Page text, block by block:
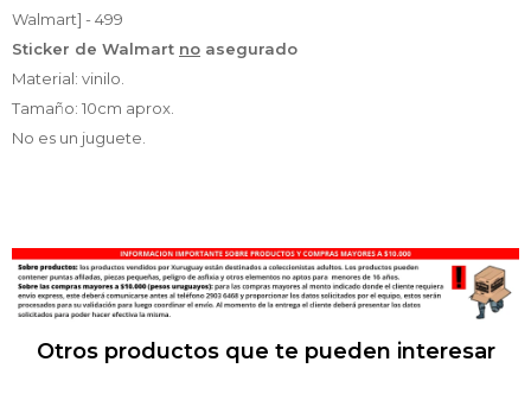
Walmart] - 499
Sticker de Walmart no asegurado
Material: vinilo.
Tamaño: 10cm aprox.
No es un juguete.
Otros productos que te pueden interesar